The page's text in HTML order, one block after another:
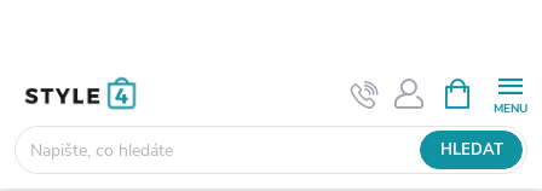
HLEDAT
NÁKUPNÍ
KOŠÍK